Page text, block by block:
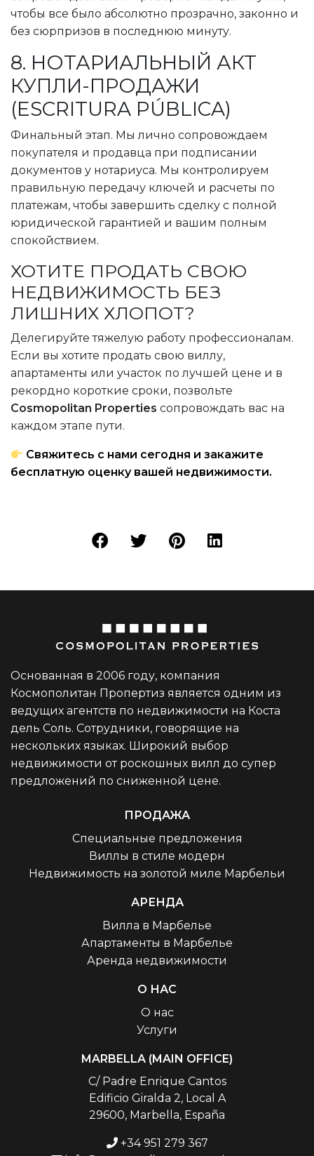
чтобы все было абсолютно прозрачно, законно и
без сюрпризов в последнюю минуту.
8. НОТАРИАЛЬНЫЙ АКТ
КУПЛИ-ПРОДАЖИ
(ESCRITURA PÚBLICA)
Финальный этап. Мы лично сопровождаем
покупателя и продавца при подписании
документов у нотариуса. Мы контролируем
правильную передачу ключей и расчеты по
платежам, чтобы завершить сделку с полной
юридической гарантией и вашим полным
спокойствием.
ХОТИТЕ ПРОДАТЬ СВОЮ
НЕДВИЖИМОСТЬ БЕЗ
ЛИШНИХ ХЛОПОТ?
Делегируйте тяжелую работу профессионалам.
Если вы хотите продать свою виллу,
апартаменты или участок по лучшей цене и в
рекордно короткие сроки, позвольте
Cosmopolitan Properties сопровождать вас на
каждом этапе пути.
Свяжитесь с нами сегодня и закажите
бесплатную оценку вашей недвижимости.
Основанная в 2006 году, компания
Космополитан Пропертиз является одним из
ведущих агентств по недвижимости на Коста
дель Соль. Сотрудники, говорящие на
нескольких языках. Широкий выбор
недвижимости от роскошных вилл до супер
предложений по сниженной цене.
ПРОДАЖА
Специальные предложения
Виллы в стиле модерн
Недвижимость на золотой миле Марбельи
АРЕНДА
Вилла в Марбелье
Апартаменты в Марбелье
Аренда недвижимости
О НАС
О нас
Услуги
MARBELLA (MAIN OFFICE)
C/ Padre Enrique Cantos
Edificio Giralda 2, Local A
29600, Marbella, España
+34 951 279 367